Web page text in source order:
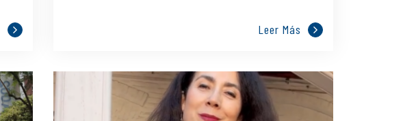
Leer Más